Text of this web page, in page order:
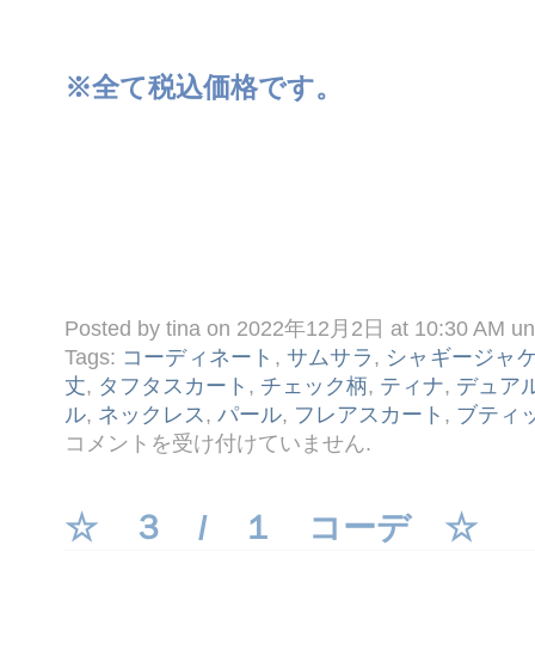
※全て税込価格です。
Posted by tina on 2022年12月2日 at 10:30 AM
Tags: コーディネート , サムサラ , シャギージャ
丈, タフタスカート , チェック柄, ティナ, デュア
ル, ネックレス, パール, フレアスカート , ブティ
☆
１
ー
デ
コメントを受け付けていません.
☆ ３ / １ コーデ ☆